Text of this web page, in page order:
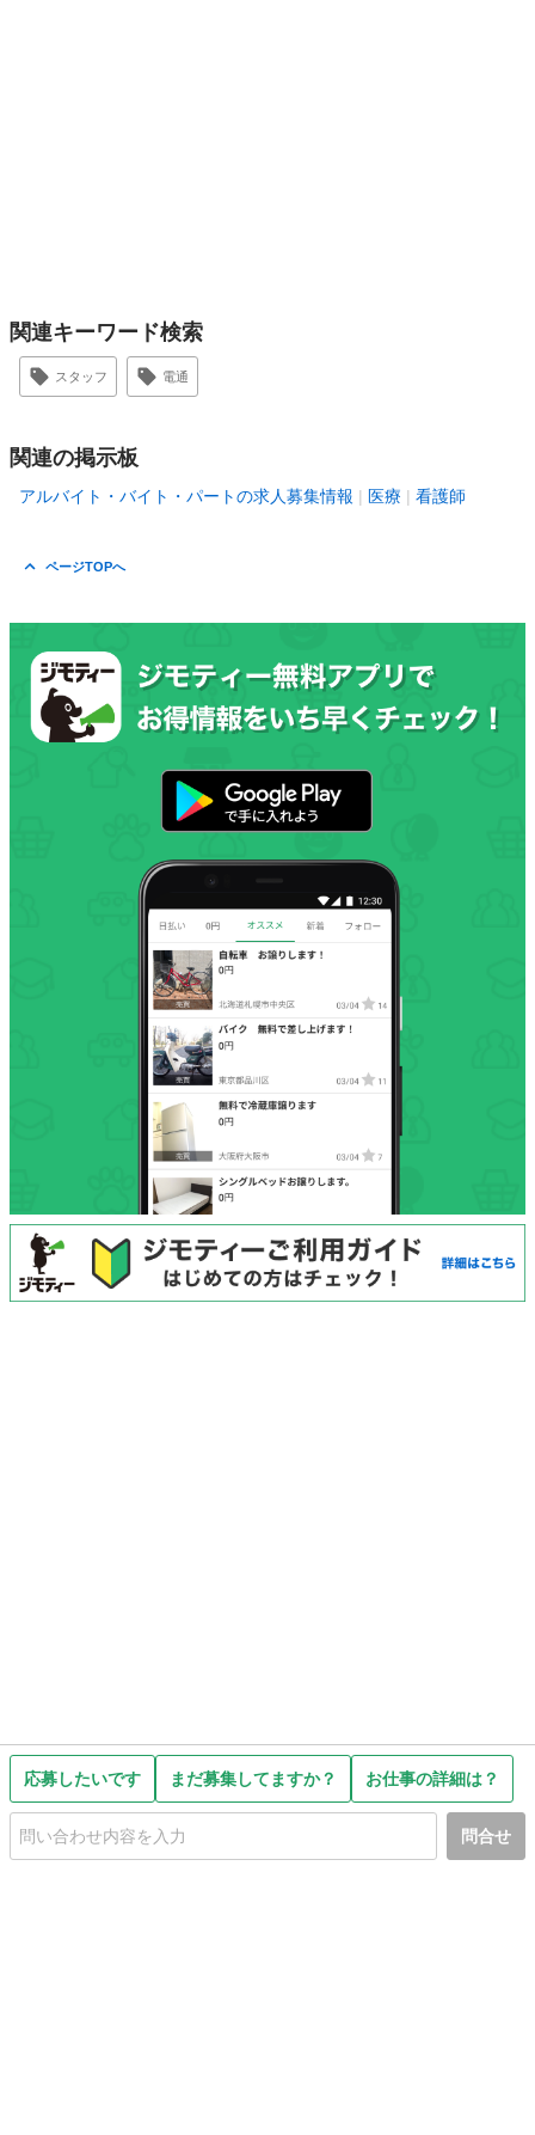
応募したいです まだ募集してますか？ お仕事の詳細は？
問合せ
関連キーワード検索
スタッフ 電通
関連の掲示板
アルバイト・バイト・パートの求人募集情報 医療 看護師
ページTOPへ